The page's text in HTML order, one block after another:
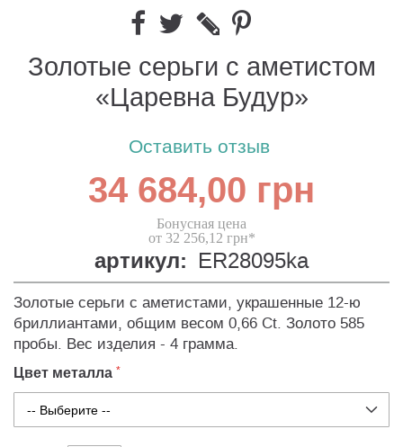
Золотые серьги с аметистом
«Царевна Будур»
Оставить отзыв
34 684,00 грн
Бонусная цена
от 32 256,12 грн*
артикул: ER28095ka
Золотые серьги с аметистами, украшенные 12-ю
бриллиантами, общим весом 0,66 Ct. Золото 585
пробы. Вес изделия - 4 грамма.
Цвет металла